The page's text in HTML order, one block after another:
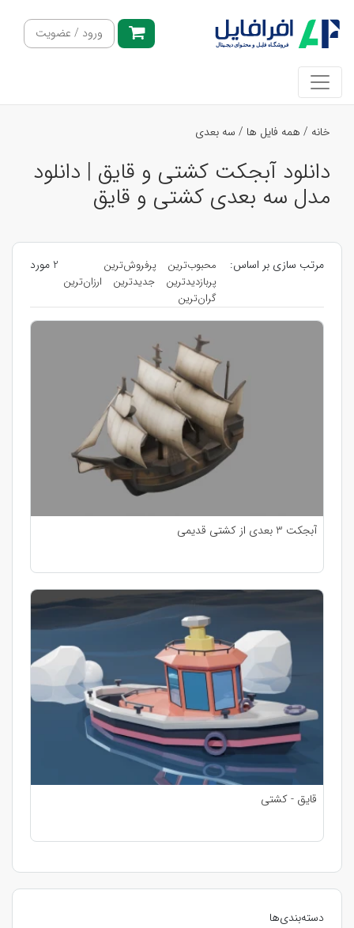
ورود / عضویت
خانه / همه فایل ها / سه بعدی
دانلود آبجکت کشتی و قایق | دانلود
مدل سه بعدی کشتی و قایق
دسته‌بندی‌ها
مرتب سازی بر اساس: محبوب‌ترین
پرفروش‌ترین
پربازدیدترین
جدیدترین
ارزان‌ترین
گران‌ترین
2 مورد
آبجکت 3 بعدی از کشتی قدیمی
قایق - کشتی